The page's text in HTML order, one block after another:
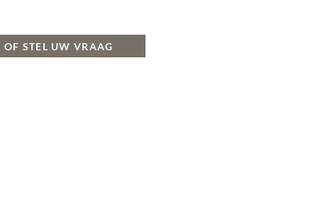
STEL UW VRAAG